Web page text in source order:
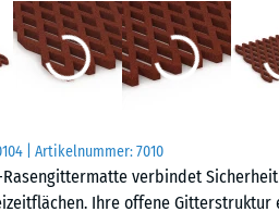
| Artikelnummer:7010
Rasengittermatte verbindet
Ihre offene